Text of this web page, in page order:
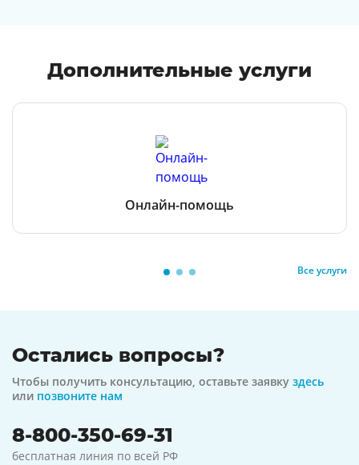
Дополнительные услуги
Онлайн-помощь
Все услуги
Остались вопросы?
Чтобы получить консультацию, оставьте заявку здесь
или позвоните нам
8-800-350-69-31
бесплатная линия по всей РФ